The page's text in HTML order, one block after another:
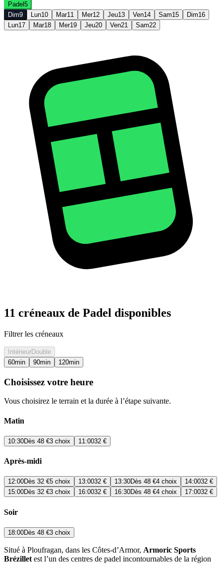
Padel 5
Dim9 Lun10 Mar11 Mer12 Jeu13 Ven14 Sam15 Dim16
Lun17 Mar18 Mer19 Jeu20 Ven21 Sam22
11 créneaux de Padel disponibles
Filtrer les créneaux
IntérieurDouble
60min 90min 120min
Choisissez votre heure
Vous choisirez le terrain et la durée à l’étape suivante.
Matin
10:30Dès 48 €3 choix 11:0032 €
Après-midi
12:00Dès 32 €5 choix 13:0032 € 13:30Dès 48 €4 choix 14:0032 €
15:00Dès 32 €3 choix 16:0032 € 16:30Dès 48 €4 choix 17:0032 €
Soir
18:00Dès 48 €3 choix
Situé à Ploufragan, dans les Côtes-d’Armor, Armoric Sports
Brézillet est l’un des centres de padel incontournables de la région